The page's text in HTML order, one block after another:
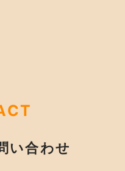
い合わせ